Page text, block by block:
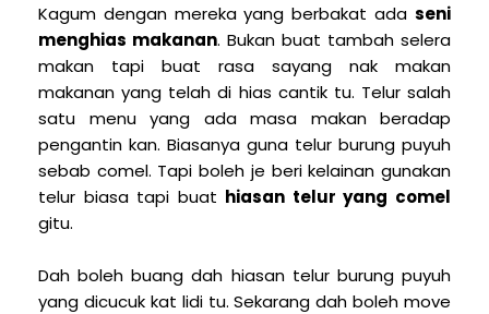
Kagum dengan mereka yang berbakat ada seni
menghias makanan. Bukan buat tambah selera
makan tapi buat rasa sayang nak makan
makanan yang telah di hias cantik tu. Telur salah
satu menu yang ada masa makan beradap
pengantin kan. Biasanya guna telur burung puyuh
sebab comel. Tapi boleh je beri kelainan gunakan
telur biasa tapi buat hiasan telur yang comel
gitu.
Dah boleh buang dah hiasan telur burung puyuh
yang dicucuk kat lidi tu. Sekarang dah boleh move